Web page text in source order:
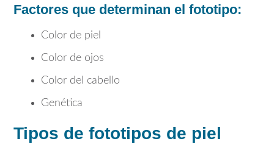
Factores que determinan el fototipo:
Color de piel
Color de ojos
Color del cabello
Genética
Tipos de fototipos de piel